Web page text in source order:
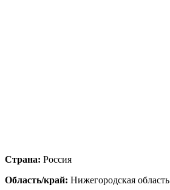
Страна: Россия
Область/край: Нижегородская область